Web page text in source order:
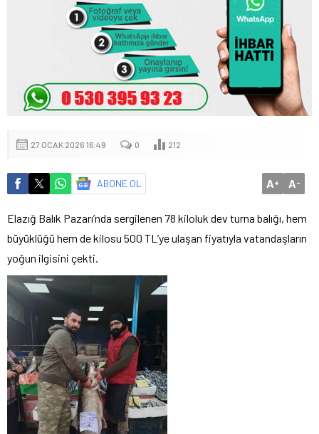
27 OCAK 2026 16:49 0 212
ABONE OL A+ A-
Elazığ Balık Pazarı’nda sergilenen 78 kiloluk dev turna balığı, hem
büyüklüğü hem de kilosu 500 TL’ye ulaşan fiyatıyla vatandaşların
yoğun ilgisini çekti.